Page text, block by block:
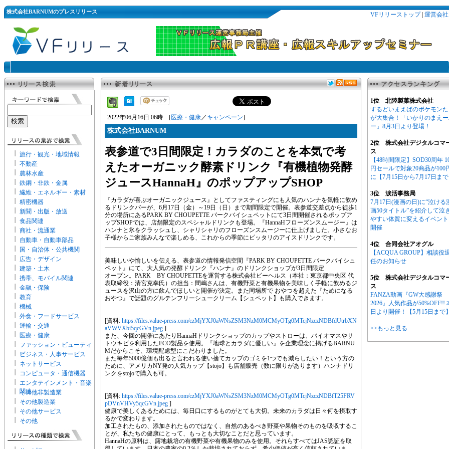
株式会社BARNUMのプレスリリース VFリリーストップ| 運営会社
旅行・観光・地域情報
不動産
農林水産
鉄鋼・非鉄・金属
繊維・エネルギー・素材
精密機器
新聞・出版・放送
食品関連
商社・流通業
自動車・自動車部品
国・自治体・公共機関
広告・デザイン
建築・土木
携帯、モバイル関連
金融・保険
教育
機械
外食・フードサービス
運輸・交通
医療・健康
ファッション・ビューティ
ー
ビジネス・人事サービス
ネットサービス
コンピュータ・通信機器
エンタテインメント・音楽
関連
その他非製造業
その他製造業
その他サービス
その他
2022年06月16日 06時 [医療・健康／ キャンペーン]
株式会社BARNUM
表参道で3日間限定！カラダのことを本気で考
えたオーガニック酵素ドリンク『有機植物発酵
ジュースHannaH』のポップアップSHOP
『カラダが喜ぶオーガニックジュース』としてファスティングにも人気のハンナを気軽に飲め
るドリンクバーが、6月17日（金）～19日（日）まで期間限定で開催。表参道交差点から徒歩1
分の場所にあるPARK BY CHOUPETTE パークバイシュペットにて3日間開催されるポップア
ップSHOPでは、店舗限定のスペシャルドリンクも登場。『HannaHフローズンスムージー』は
ハンナと氷をクラッシュし、シャリシャリのフローズンスムージーに仕上げました。小さなお
子様からご家族みんなで楽しめる、これからの季節にピッタリのアイスドリンクです。
美味しいや愉しいを伝える、表参道の情報発信空間『PARK BY CHOUPETTE パークバイシュ
ペット』にて、大人気の発酵ドリンク『ハンナ』のドリンクショップが3日間限定
オープン。PARK BY CHOUPETTEを運営する株式会社ビーヘルス（本社：東京都中央区 代
表取締役：清宮克幸氏）の担当：間嶋さんは、有機野菜と有機果物を美味しく手軽に飲めるジ
ュースを沢山の方に飲んでほしいと開催が決定。また同場所で おやつを超えた『ためになる
おやつ』で話題のグルテンフリーシュークリーム【シュペット】も購入できます。
[資料: https://files.value-press.com/czMjYXJ0aWNsZSM3NzM0MCMyOTg0MTcjNzczNDBfdUtrbXN
aVWVXbi5qcGVn.jpeg ]
また、今回の開催にあたりHannaHドリンクショップのカップやストローは、バイオマスやサ
トウキビを利用したECO製品を使用。『地球とカラダに優しい』を企業理念に掲げるBARNU
Mだからこそ、環境配慮型にこだわりました。
また毎年5000億個も出ると言われる使い捨てカップのゴミを1つでも減らしたい！という方の
ために、アメリカNY発の人気カップ【stojo】も店舗販売（数に限りがあります）ハンナドリ
ンクをstojoで購入も可。
[資料: https://files.value-press.com/czMjYXJ0aWNsZSM3NzM0MCMyOTg0MTcjNzczNDBfT25FRV
pDVnVHVy5qcGVn.jpeg ]
健康で美しくあるためには、毎日口にするものがとても大切。未来のカラダは日々何を摂取す
るかで変わります。
加工されたもの、添加されたものではなく、自然のあるべき野菜や果物そのものを吸収するこ
とが、私たちの健康にとって、もっとも大切なことだと思っています。
HannaHの原料は、露地栽培の有機野菜や有機果物のみを使用。それらすべてはJAS認証を取
1位 北陸製菓株式会社
するどいまえばのポケモン
が大集合！「いかりのまえ
ー」8月3日より登場！
2位 株式会社デジタルコマ
ス
【48時間限定】SOD30周年
円セールで対象20商品が100
に【7月15日から7月17日まで
3位 涙活事務局
7月17日(漫画の日)に“泣ける
画50タイトル”を紹介して泣
やすい体質に変えるイベン
開催
4位 合同会社アオグル
【ACQUA GROUP】相談役
任のお知らせ
5位 株式会社デジタルコマ
ス
FANZA動画『GW大感謝祭
2026』人気作品が50%OFF!!
日より開催！【5月15日まで】
>>もっと見る